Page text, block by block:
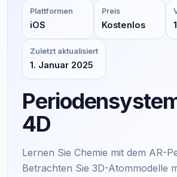
Plattformen
iOS
Preis
Kostenlos
Zuletzt aktualisiert
1. Januar 2025
4D
Lernen Sie Chemie mit dem AR-
Betrachten Sie 3D-Atommodelle